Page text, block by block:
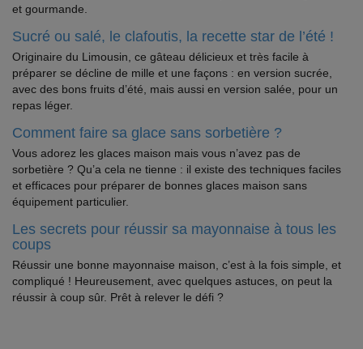
et gourmande.
Sucré ou salé, le clafoutis, la recette star de l’été !
Originaire du Limousin, ce gâteau délicieux et très facile à
préparer se décline de mille et une façons : en version sucrée,
avec des bons fruits d’été, mais aussi en version salée, pour un
repas léger.
Comment faire sa glace sans sorbetière ?
Vous adorez les glaces maison mais vous n’avez pas de
sorbetière ? Qu’a cela ne tienne : il existe des techniques faciles
et efficaces pour préparer de bonnes glaces maison sans
équipement particulier.
Les secrets pour réussir sa mayonnaise à tous les
coups
Réussir une bonne mayonnaise maison, c’est à la fois simple, et
compliqué ! Heureusement, avec quelques astuces, on peut la
réussir à coup sûr. Prêt à relever le défi ?